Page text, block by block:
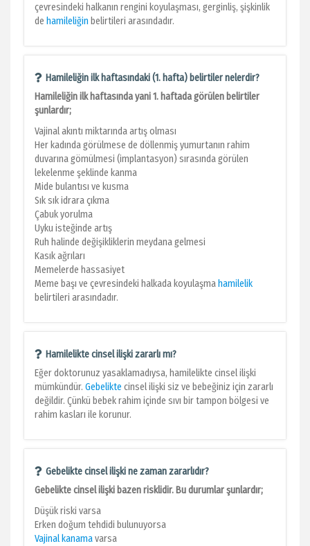
çevresindeki halkanın rengini koyulaşması, gerginliş, şişkinlik
de hamileliğin belirtileri arasındadır.
Hamileliğin ilk haftasındaki (1. hafta) belirtiler nelerdir?
Hamileliğin ilk haftasında yani 1. haftada görülen belirtiler
şunlardır;
Vajinal akıntı miktarında artış olması
Her kadında görülmese de döllenmiş yumurtanın rahim
duvarına gömülmesi (implantasyon) sırasında görülen
lekelenme şeklinde kanma
Mide bulantısı ve kusma
Sık sık idrara çıkma
Çabuk yorulma
Uyku isteğinde artış
Ruh halinde değişikliklerin meydana gelmesi
Kasık ağrıları
Memelerde hassasiyet
Meme başı ve çevresindeki halkada koyulaşma hamilelik
belirtileri arasındadır.
Hamilelikte cinsel ilişki zararlı mı?
Eğer doktorunuz yasaklamadıysa, hamilelikte cinsel ilişki
mümkündür. Gebelikte cinsel ilişki siz ve bebeğiniz için zararlı
değildir. Çünkü bebek rahim içinde sıvı bir tampon bölgesi ve
rahim kasları ile korunur.
Gebelikte cinsel ilişki ne zaman zararlıdır?
Gebelikte cinsel ilişki bazen risklidir. Bu durumlar şunlardır;
Düşük riski varsa
Erken doğum tehdidi bulunuyorsa
Vajinal kanamavarsa